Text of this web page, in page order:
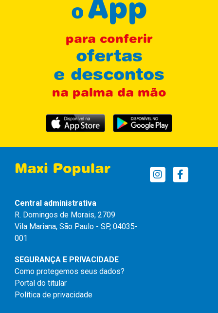
oApp
para conferir
ofertas
e descontos
na palma da mão
Maxi Popular
Central administrativa
R. Domingos de Morais, 2709
Vila Mariana, São Paulo - SP, 04035-
001
SEGURANÇA E PRIVACIDADE
Como protegemos seus dados?
Portal do titular
Política de privacidade